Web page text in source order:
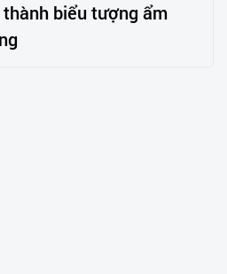
biểu tượng ẩm